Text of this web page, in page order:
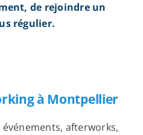
de rejoindre un
régulier.
à Montpellier
afterworks,